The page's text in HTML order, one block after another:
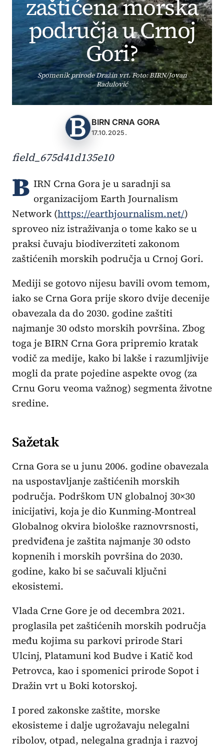
zaštićena morska
područja u Crnoj
Gori?
Spomenik prirode Dražin vrt. Foto: BIRN/Jovan
Radulović
BIRN CRNA GORA
17.10.2025.
field_675d41d135e10
B IRN Crna Gora je u saradnji sa
organizacijom Earth Journalism
Network (https://earthjournalism.net/)
sproveo niz istraživanja o tome kako se u
praksi čuvaju biodiverziteti zakonom
zaštićenih morskih područja u Crnoj Gori.
Mediji se gotovo nijesu bavili ovom temom,
iako se Crna Gora prije skoro dvije decenije
obavezala da do 2030. godine zaštiti
najmanje 30 odsto morskih površina. Zbog
toga je BIRN Crna Gora pripremio kratak
vodič za medije, kako bi lakše i razumljivije
mogli da prate pojedine aspekte ovog (za
Crnu Goru veoma važnog) segmenta životne
sredine.
Sažetak
Crna Gora se u junu 2006. godine obavezala
na uspostavljanje zaštićenih morskih
područja. Podrškom UN globalnoj 30×30
inicijativi, koja je dio Kunming‑Montreal
Globalnog okvira biološke raznovrsnosti,
predviđena je zaštita najmanje 30 odsto
kopnenih i morskih površina do 2030.
godine, kako bi se sačuvali ključni
ekosistemi.
Vlada Crne Gore je od decembra 2021.
proglasila pet zaštićenih morskih područja
među kojima su parkovi prirode Stari
Ulcinj, Platamuni kod Budve i Katič kod
Petrovca, kao i spomenici prirode Sopot i
Dražin vrt u Boki kotorskoj.
I pored zakonske zaštite, morske
ekosisteme i dalje ugrožavaju nelegalni
ribolov, otpad, nelegalna gradnja i razvoj